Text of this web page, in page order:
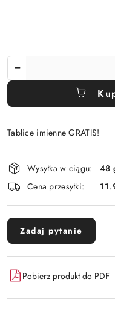
Tablice imienne GRATIS!
Dostępność
i
dostawa
Wysyłka w ciągu:
48
Cena przesyłki:
Zadaj pytanie
Pobierz produkt do PDF